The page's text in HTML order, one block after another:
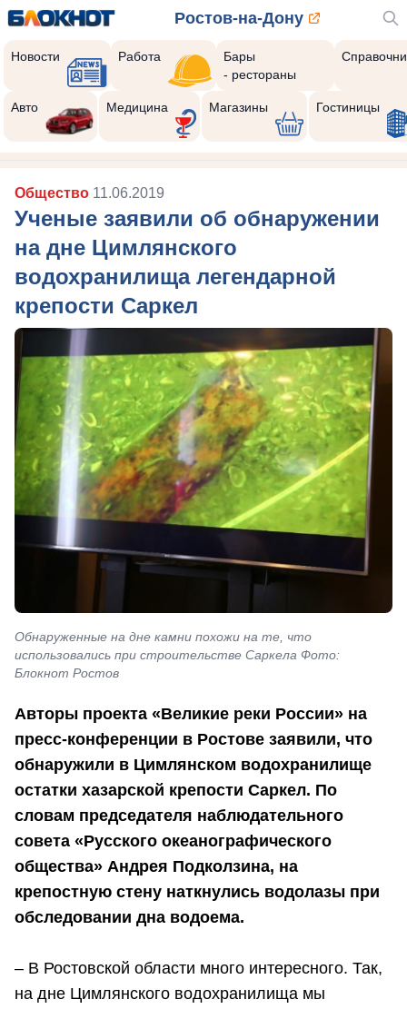
Ростов-на-Дону
Новости Работа
Бары
- рестораны
Авто Медицина Магазины Гостиницы
Общество 11.06.2019
Ученые заявили об обнаружении
на дне Цимлянского
водохранилища легендарной
крепости Саркел
Обнаруженные на дне камни похожи на те, что
использовались при строительстве Саркела Фото:
Блокнот Ростов
Авторы проекта «Великие реки России» на
пресс-конференции в Ростове заявили, что
обнаружили в Цимлянском водохранилище
остатки хазарской крепости Саркел. По
словам председателя наблюдательного
совета «Русского океанографического
общества» Андрея Подколзина, на
крепостную стену наткнулись водолазы при
обследовании дна водоема.
– В Ростовской области много интересного. Так,
на дне Цимлянского водохранилища мы
10
Реклама закроется через: